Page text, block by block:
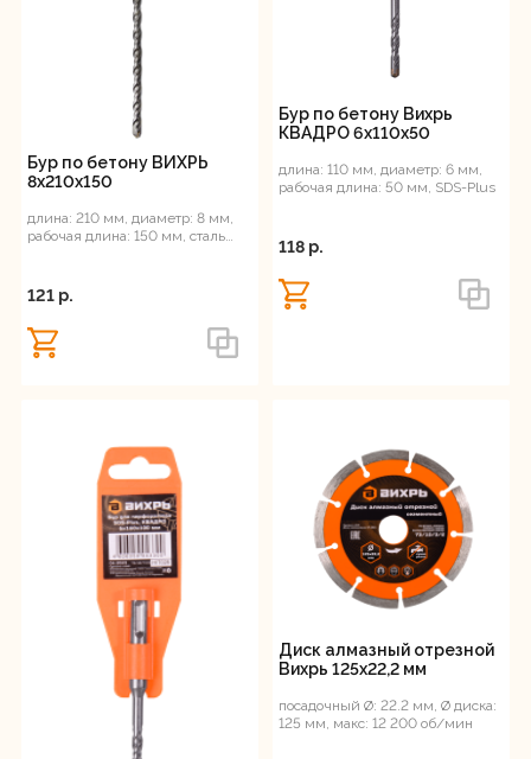
Бур по бетону ВИХРЬ
8x210x150
длина: 210 мм, диаметр: 8 мм,
рабочая длина: 150 мм, сталь
121 p.
Бур по бетону Вихрь
КВАДРО 6x110x50
длина: 110 мм, диаметр: 6 мм,
рабочая длина: 50 мм, SDS-Plus
118 p.
Диск алмазный отрезной
Вихрь 125х22,2 мм
посадочный Ø: 22.2 мм, Ø диска:
125 мм, макс: 12 200 об/мин